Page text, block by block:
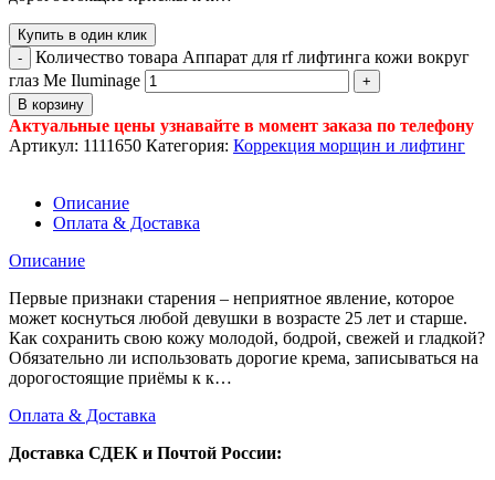
Купить в один клик
Количество товара Аппарат для rf лифтинга кожи вокруг
глаз Me Iluminage
В корзину
Актуальные цены узнавайте в момент заказа по телефону
Артикул: 1111650 Категория: Коррекция морщин и лифтинг
Описание
Оплата & Доставка
Описание
Первые признаки старения – неприятное явление, которое
может коснуться любой девушки в возрасте 25 лет и старше.
Как сохранить свою кожу молодой, бодрой, свежей и гладкой?
Обязательно ли использовать дорогие крема, записываться на
дорогостоящие приёмы к к…
Оплата & Доставка
Доставка СДЕК и Почтой России: